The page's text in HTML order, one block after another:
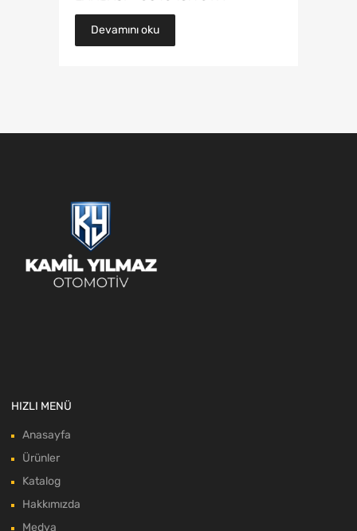
Devamını oku
HIZLI MENÜ
Anasayfa
Ürünler
Katalog
Hakkımızda
Medya